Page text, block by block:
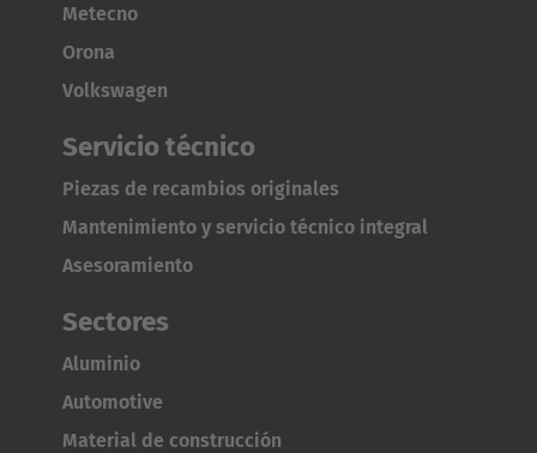
Metecno
Orona
Volkswagen
Servicio técnico
Piezas de recambios originales
Mantenimiento y servicio técnico integral
Asesoramiento
Sectores
Aluminio
Automotive
Material de construcción